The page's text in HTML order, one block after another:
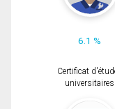
6.1 %
Certificat
universitaires